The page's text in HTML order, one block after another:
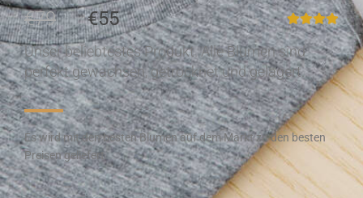
€79 €55
Unser beliebtestes Produkt. Alle Blumen sind
perfekt gewachsen, getrocknet und gelagert.
Es wird mit den besten Blumen auf dem Markt zu den besten
Preisen geliefert